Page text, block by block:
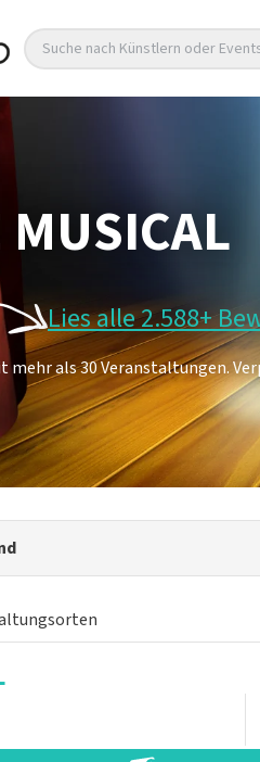
Suche nach Künstlern oder
Lies alle 2.588+
mehr als 30 Veranstaltungen.